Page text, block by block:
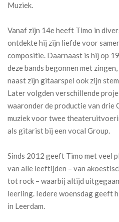
Muziek.
Vanaf zijn 14e heeft Timo in
ontdekte hij zijn liefde voor
compositie. Daarnaast is hij op
deze bands begonnen met
naast zijn gitaarspel ook zijn
Later volgden verschillende
waaronder de productie van drie
muziek voor twee
als gitarist bij een vocal Group.
Sinds 2012 geeft Timo met veel
van alle leeftijden – van
tot rock – waarbij altijd
leerling. Iedere woensdag geeft
in Leerdam.